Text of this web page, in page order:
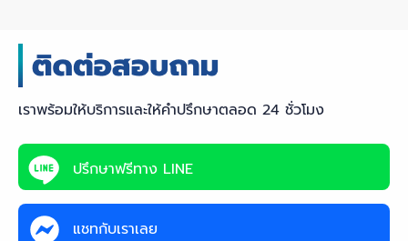
เราพร้อมให้บริการและให้คำปรึกษาตลอด 24 ชั่วโมง
ปรึกษาฟรีทาง LINE
แชทกับเราเลย